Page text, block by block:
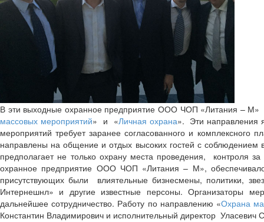
В эти выходные охранное предприятие ООО ЧОП «Литания – М»
массовых мероприятий» и «Личная охрана». Эти направления
мероприятий требует заранее согласованного и комплексного
направлены на общение и отдых высоких гостей с
предполагает не только охрану места проведения,
охранное предприятие ООО ЧОП «Литания – М»,
присутствующих были влиятельные бизнесмены, политики,
Интернешнл» и другие известные персоны. Организаторы
дальнейшее сотрудничество. Работу по направлению «Охрана
Константин Владимирович и исполнительный директор Уласевич